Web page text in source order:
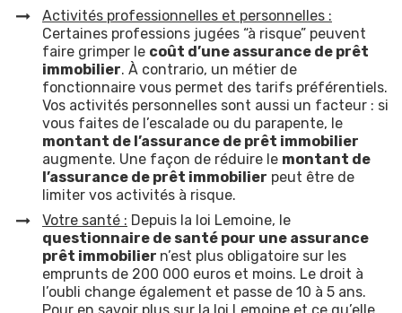
Activités professionnelles et personnelles :
Certaines professions jugées “à risque” peuvent
faire grimper le coût d’une assurance de prêt
immobilier. À contrario, un métier de
fonctionnaire vous permet des tarifs préférentiels.
Vos activités personnelles sont aussi un facteur : si
vous faites de l’escalade ou du parapente, le
montant de l’assurance de prêt immobilier
augmente. Une façon de réduire le montant de
l’assurance de prêt immobilier peut être de
limiter vos activités à risque.
Votre santé : Depuis la loi Lemoine, le
questionnaire de santé pour une assurance
prêt immobilier n’est plus obligatoire sur les
emprunts de 200 000 euros et moins. Le droit à
l’oubli change également et passe de 10 à 5 ans.